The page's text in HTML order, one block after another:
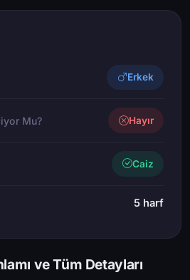
Erkek
Mu? Hayır
Caiz
5 harf
ve Tüm Detayları